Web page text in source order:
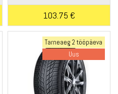
103.75 €
Tarneaeg 2 tööpäeva
Uus